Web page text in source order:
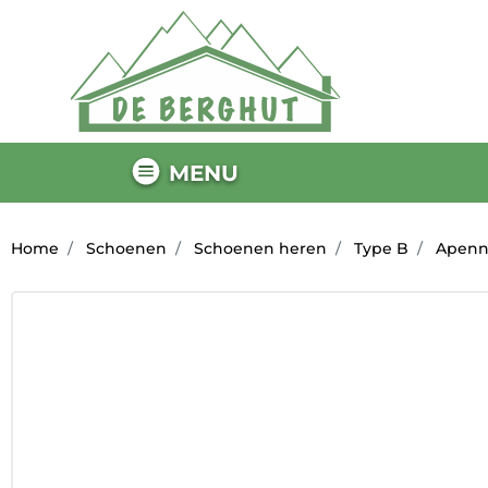
MENU
Home Schoenen Schoenen heren Type B